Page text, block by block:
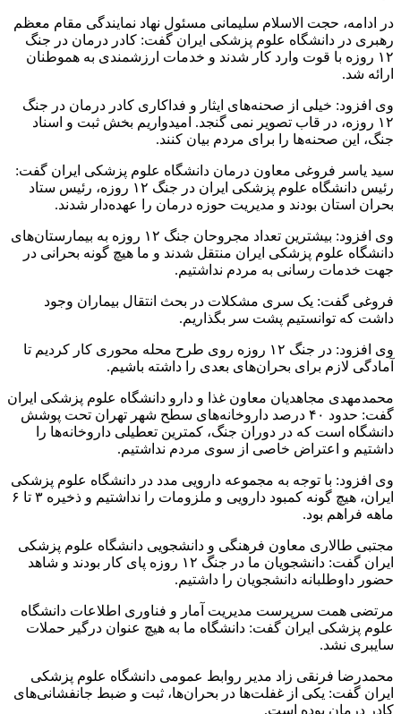
در ادامه، حجت الاسلام سلیمانی مسئول نهاد نمایندگی مقام معظم
رهبری در دانشگاه علوم پزشکی ایران گفت: کادر درمان در جنگ
۱۲ روزه با قوت وارد کار شدند و خدمات ارزشمندی به هموطنان
ارائه شد.
وی افزود: خیلی از صحنه‌های ایثار و فداکاری کادر درمان در جنگ
۱۲ روزه، در قاب تصویر نمی گنجد. امیدواریم بخش ثبت و اسناد
جنگ، این صحنه‌ها را برای مردم بیان کنند.
سید یاسر فروغی معاون درمان دانشگاه علوم پزشکی ایران گفت:
رئیس دانشگاه علوم پزشکی ایران در جنگ ۱۲ روزه، رئیس ستاد
بحران استان بودند و مدیریت حوزه درمان را عهده‌دار شدند.
وی افزود: بیشترین تعداد مجروحان جنگ ۱۲ روزه به بیمارستان‌های
دانشگاه علوم پزشکی ایران منتقل شدند و ما هیچ گونه بحرانی در
جهت خدمات رسانی به مردم نداشتیم.
فروغی گفت: یک سری مشکلات در بحث انتقال بیماران وجود
داشت که توانستیم پشت سر بگذاریم.
وی افزود: در جنگ ۱۲ روزه روی طرح محله محوری کار کردیم تا
آمادگی لازم برای بحران‌های بعدی را داشته باشیم.
محمدمهدی مجاهدیان معاون غذا و دارو دانشگاه علوم پزشکی ایران
گفت: حدود ۴۰ درصد داروخانه‌های سطح شهر تهران تحت پوشش
دانشگاه است که در دوران جنگ، کمترین تعطیلی داروخانه‌ها را
داشتیم و اعتراض خاصی از سوی مردم نداشتیم.
وی افزود: با توجه به مجموعه دارویی مدد در دانشگاه علوم پزشکی
ایران، هیچ گونه کمبود دارویی و ملزومات را نداشتیم و ذخیره ۳ تا ۶
ماهه فراهم بود.
مجتبی طالاری معاون فرهنگی و دانشجویی دانشگاه علوم پزشکی
ایران گفت: دانشجویان ما در جنگ ۱۲ روزه پای کار بودند و شاهد
حضور داوطلبانه دانشجویان را داشتیم.
مرتضی همت سرپرست مدیریت آمار و فناوری اطلاعات دانشگاه
علوم پزشکی ایران گفت: دانشگاه ما به هیچ عنوان درگیر حملات
سایبری نشد.
محمدرضا فرنقی زاد مدیر روابط عمومی دانشگاه علوم پزشکی
ایران گفت: یکی از غفلت‌ها در بحران‌ها، ثبت و ضبط جانفشانی‌های
کادر درمان بوده است.